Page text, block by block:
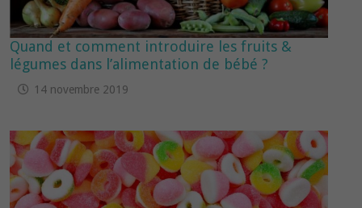
Quand et comment introduire les fruits &
légumes dans l’alimentation de bébé ?
14 novembre 2019